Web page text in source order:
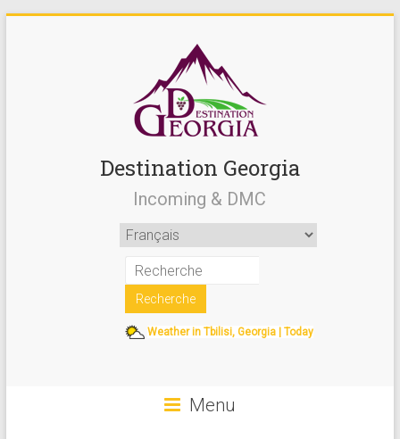
Destination Georgia
Incoming & DMC
Weather in Tbilisi, Georgia | Today
Menu